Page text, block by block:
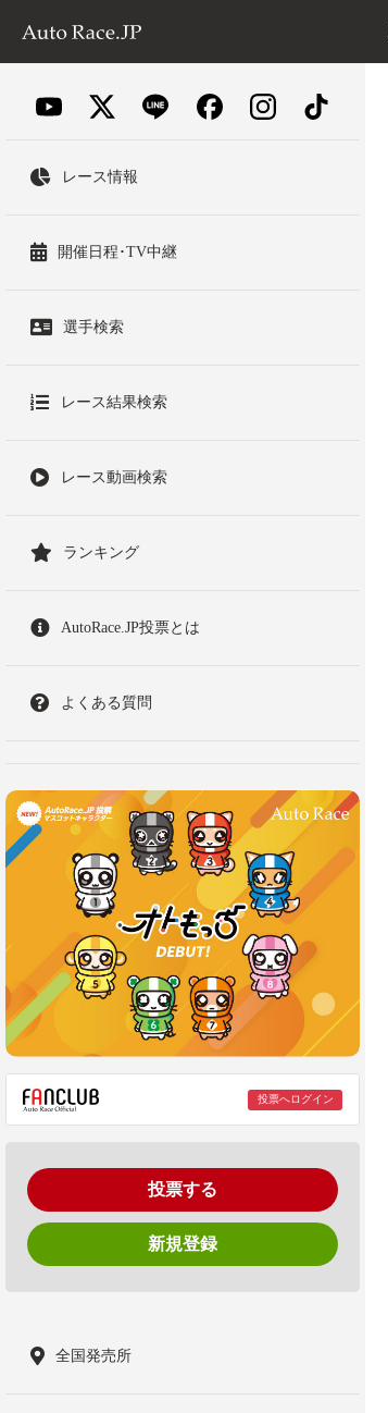
レース情報
開催日程･TV中継
選手検索
レース結果検索
レース動画検索
ランキング
AutoRace.JP投票とは
よくある質問
投票へログイン
投票する
新規登録
全国発売所